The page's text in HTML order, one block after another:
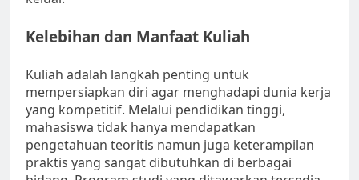
Kelebihan dan Manfaat Kuliah
Kuliah adalah langkah penting untuk
mempersiapkan diri agar menghadapi dunia kerja
yang kompetitif. Melalui pendidikan tinggi,
mahasiswa tidak hanya mendapatkan
pengetahuan teoritis namun juga keterampilan
praktis yang sangat dibutuhkan di berbagai